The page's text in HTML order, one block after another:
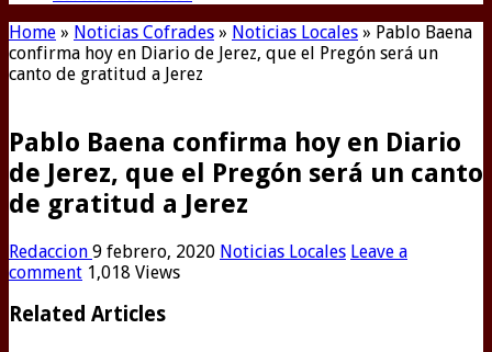
Home » Noticias Cofrades » Noticias Locales » Pablo Baena
confirma hoy en Diario de Jerez, que el Pregón será un
canto de gratitud a Jerez
Pablo Baena confirma hoy en Diario
de Jerez, que el Pregón será un canto
de gratitud a Jerez
Redaccion 9 febrero, 2020 Noticias Locales Leave a
comment 1,018 Views
Related Articles